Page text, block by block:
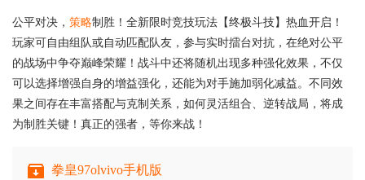
公平对决， 策略制胜！全新限时竞技玩法【终极斗技】热血开启！
玩家可自由组队或自动匹配队友，参与实时擂台对抗，在绝对公平
的战场中争夺巅峰荣耀！战斗中还将随机出现多种强化效果，不仅
可以选择增强自身的增益强化，还能为对手施加弱化减益。不同效
果之间存在丰富搭配与克制关系，如何灵活组合、逆转战局，将成
为制胜关键！真正的强者，等你来战！
拳皇97olvivo手机版